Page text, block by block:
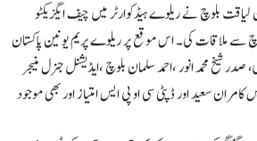
لیاقت بلوچ نے ریلوے ہیڈکوارٹر میں چیف ایگزیکٹو
سے ملاقات کی۔ اس موقع پر ریلوے پریم یونین پاکستان
شیخ محمد انور ،احمد سلمان بلوچ ،ایڈیشنل جنرل منیجر
سعید اور ڈپٹی سی او پی ایس امتیاز اور بھی موجود